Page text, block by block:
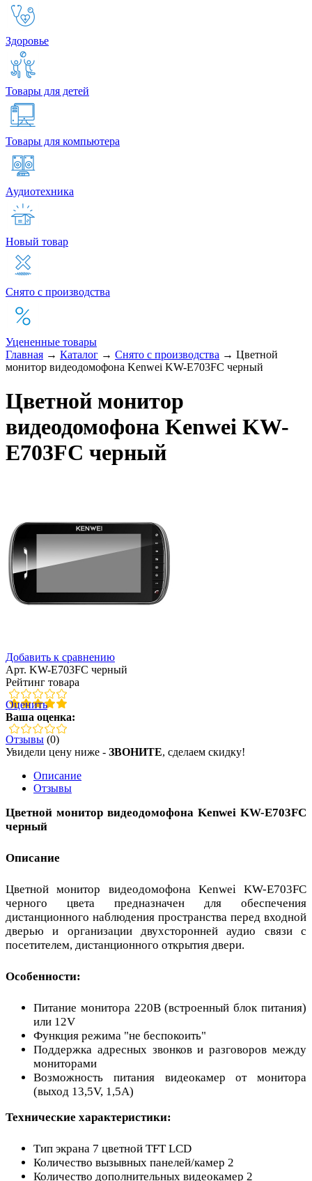
Здоровье
Товары для детей
Товары для компьютера
Аудиотехника
Новый товар
Снято с производства
Уцененные товары
Главная → Каталог → Снято с производства → Цветной
монитор видеодомофона Kenwei KW-E703FC черный
Цветной монитор
видеодомофона Kenwei KW-
E703FC черный
Добавить к сравнению
Арт. KW-E703FC черный
Рейтинг товара
Оценить
Ваша оценка:
Отзывы (0)
Увидели цену ниже - ЗВОНИТЕ, сделаем скидку!
Описание
Отзывы
Цветной монитор видеодомофона Kenwei KW-E703FC
черный
Описание
Цветной монитор видеодомофона Kenwei KW-E703FC
черного цвета предназначен для обеспечения
дистанционного наблюдения пространства перед входной
дверью и организации двухсторонней аудио связи с
посетителем, дистанционного открытия двери.
Особенности:
Питание монитора 220В (встроенный блок питания)
или 12V
Функция режима "не беспокоить"
Поддержка адресных звонков и разговоров между
мониторами
Возможность питания видеокамер от монитора
(выход 13,5V, 1,5А)
Технические характеристики:
Тип экрана 7 цветной TFT LCD
Количество вызывных панелей/камер 2
Количество дополнительных видеокамер 2